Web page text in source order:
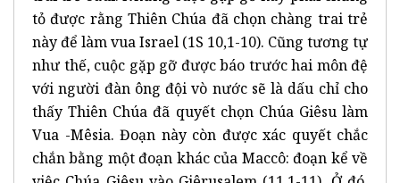
tỏ được rằng Thiên Chúa đã chọn chàng trai trẻ
này để làm vua Israel (1S 10,1-10). Cũng tương tự
như thế, cuộc gặp gỡ được báo trước hai môn đệ
với người đàn ông đội vò nước sẽ là dấu chỉ cho
thấy Thiên Chúa đã quyết chọn Chúa Giêsu làm
Vua -Mêsia. Đoạn này còn được xác quyết chắc
chắn bằng một đoạn khác của Maccô: đoạn kể về